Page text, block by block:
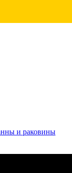
и раковины